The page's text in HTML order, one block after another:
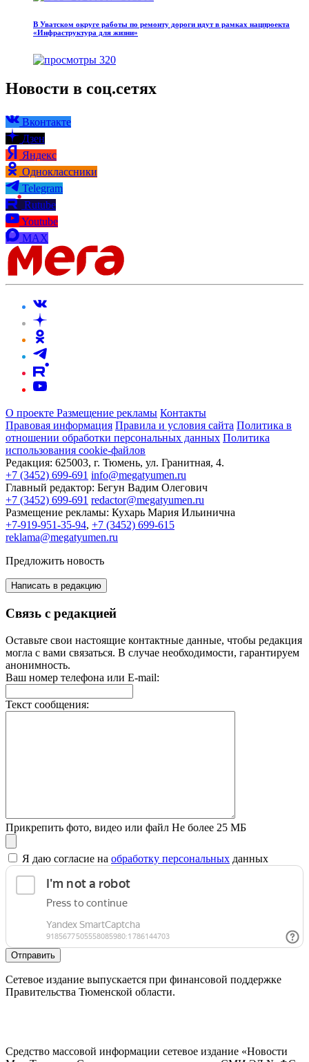
В Уватском округе работы по ремонту дороги идут в рамках нацпроекта
«Инфраструктура для жизни»
320
Новости в соц.сетях
Вконтакте
Дзен
Яндекс
Одноклассники
Telegram
Rutube
Youtube
MAX
О проекте Размещение рекламы Контакты
Правовая информация Правила и условия сайта Политика в
отношении обработки персональных данных Политика
использования cookie-файлов
Редакция: 625003, г. Тюмень, ул. Гранитная, 4.
+7 (3452) 699-691 info@megatyumen.ru
Главный редактор: Бегун Вадим Олегович
+7 (3452) 699-691 redactor@megatyumen.ru
Размещение рекламы: Кухарь Мария Ильинична
+7-919-951-35-94, +7 (3452) 699-615
reklama@megatyumen.ru
Предложить новость
Написать в редакцию
Связь с редакцией
Оставьте свои настоящие контактные данные, чтобы редакция
могла с вами связаться. В случае необходимости, гарантируем
анонимность.
Ваш номер телефона или E-mail:
Текст сообщения:
Прикрепить фото, видео или файл Не более 25 МБ
Я даю согласие на обработку персональных данных
Отправить
Сетевое издание выпускается при финансовой поддержке
Правительства Тюменской области.
Средство массовой информации сетевое издание «Новости